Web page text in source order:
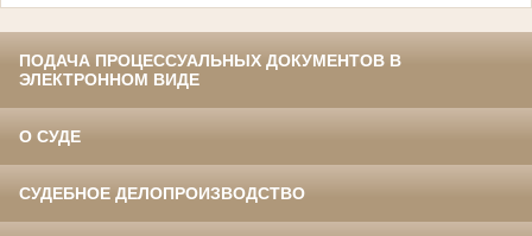
ПОДАЧА ПРОЦЕССУАЛЬНЫХ ДОКУМЕНТОВ В
ЭЛЕКТРОННОМ ВИДЕ
О СУДЕ
СУДЕБНОЕ ДЕЛОПРОИЗВОДСТВО